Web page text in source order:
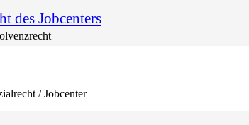
des Jobcenters
/ Jobcenter